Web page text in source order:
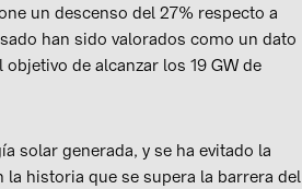
un descenso del 27% respecto a
han sido valorados como un dato
de alcanzar los 19 GW de
solar generada, y se ha evitado la
la historia que se supera la barrera del